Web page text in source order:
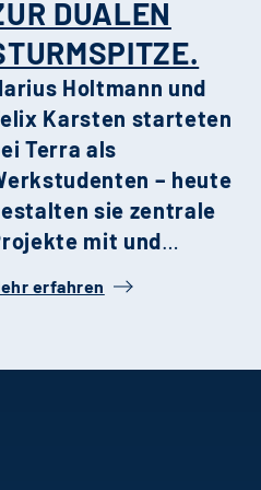
entspannt wohnen.
DUALEN
Holtmann und
Karsten starteten
Terra als
– heute
sie zentrale
mit und
Kräften in
Ihre
erfahren